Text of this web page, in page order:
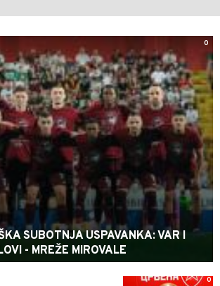
0
SUBOTNJA USPAVANKA: VAR I
- MREŽE MIROVALE
0